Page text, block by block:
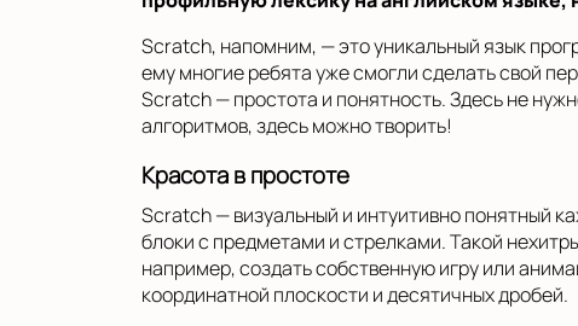
Scratch, напомним, — это уникальный язык
ему многие ребята уже смогли сделать свой
Scratch — простота и понятность. Здесь не
алгоритмов, здесь можно творить!
Красота в простоте
Scratch — визуальный и интуитивно понятный
блоки с предметами и стрелками. Такой
например, создать собственную игру или
координатной плоскости и десятичных дробей.